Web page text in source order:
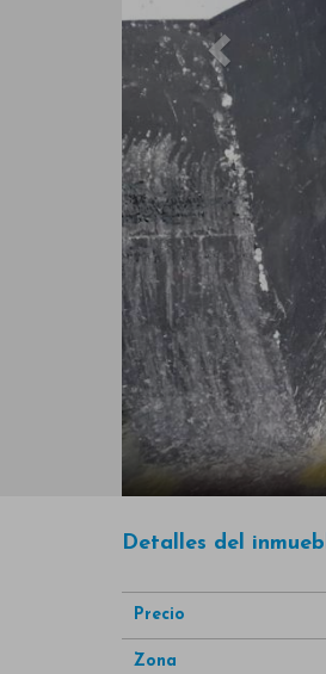
Detalles del
Precio
Zona